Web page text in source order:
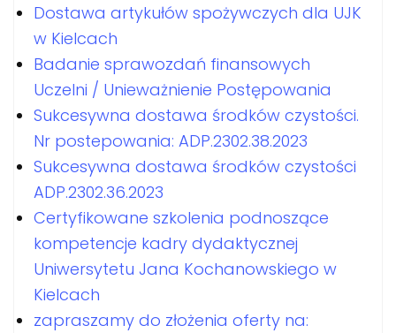
Dostawa artykułów spożywczych dla UJK
w Kielcach
Badanie sprawozdań finansowych
Uczelni / Unieważnienie Postępowania
Sukcesywna dostawa środków czystości.
Nr postepowania: ADP.2302.38.2023
Sukcesywna dostawa środków czystości
ADP.2302.36.2023
Certyfikowane szkolenia podnoszące
kompetencje kadry dydaktycznej
Uniwersytetu Jana Kochanowskiego w
Kielcach
zapraszamy do złożenia oferty na: